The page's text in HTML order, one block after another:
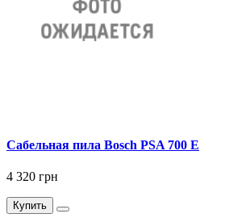
Сабельная пила Bosch PSA 700 E
4 320 грн
Купить